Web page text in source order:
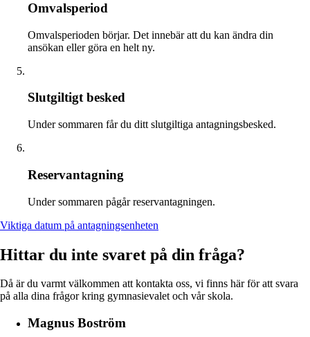
Omvalsperiod
Omvalsperioden börjar. Det innebär att du kan ändra din
ansökan eller göra en helt ny.
Slutgiltigt besked
Under sommaren får du ditt slutgiltiga antagningsbesked.
Reservantagning
Under sommaren pågår reservantagningen.
Viktiga datum på antagningsenheten
Hittar du inte svaret på din fråga?
Då är du varmt välkommen att kontakta oss, vi finns här för att svara
på alla dina frågor kring gymnasievalet och vår skola.
Magnus Boström